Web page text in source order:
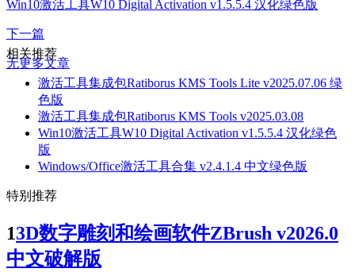
Win10激活工具W10 Digital Activation v1.5.5.4 汉化绿色版
下一篇
无更多文章
相关推荐
激活工具集成包Ratiborus KMS Tools Lite v2025.07.06 绿
色版
激活工具集成包Ratiborus KMS Tools v2025.03.08
Win10激活工具W10 Digital Activation v1.5.5.4 汉化绿色
版
Windows/Office激活工具合集 v2.4.1.4 中文绿色版
特别推荐
13D数字雕刻和绘画软件ZBrush v2026.0
中文破解版